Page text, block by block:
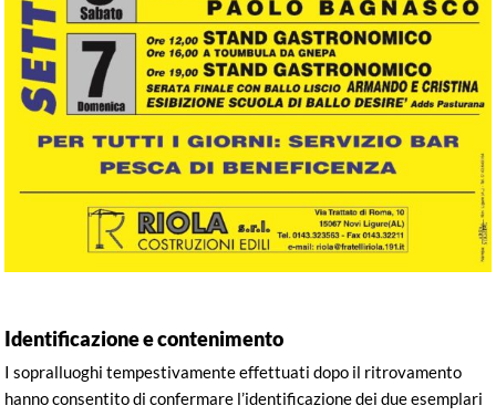
Identificazione e contenimento
I sopralluoghi tempestivamente effettuati dopo il ritrovamento
hanno consentito di confermare l’identificazione dei due esemplari